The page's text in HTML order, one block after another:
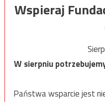
Wspieraj
W sierpniu
Państwa wsparcie jest